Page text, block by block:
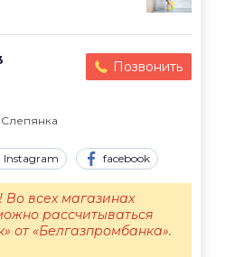
Позвонить
Слепянка
Instagram facebook
всех магазинах
рассчитываться
от «Белгазпромбанка».